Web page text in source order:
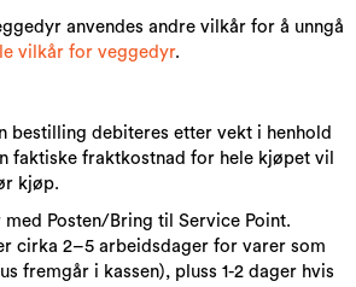
anvendes andre vilkår for å unngå
vilkår for veggedyr.
bestilling debiteres etter vekt i henhold
faktiske fraktkostnad for hele kjøpet vil
kjøp.
Posten/Bring til Service Point.
cirka 2–5 arbeidsdager for varer som
fremgår i kassen), pluss 1-2 dager hvis